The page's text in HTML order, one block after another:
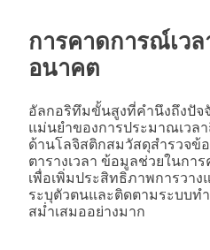
การคาดการณ์เว
อนาคต
อัลกอริทึมขั้นสูงที่คำนึงถึงปัจ
แม่นยำของการประมาณเวล
ด้านโลจิสติกสมวัสดุสำรวจข้
ตารางเวลา ข้อมูลช่วยในกา
เพื่อเพิ่มประสิทธิภาพการวา
ระบุตัวตนและติดตามระบบท
สม่ำเสมออย่างมาก